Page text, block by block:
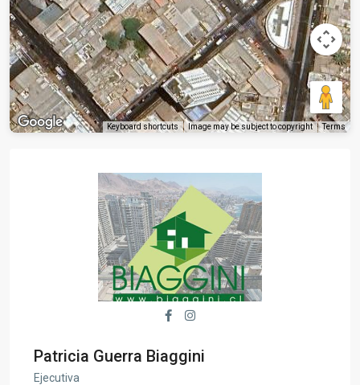
Keyboard shortcuts Image may be subject to copyright Terms
Patricia Guerra Biaggini
Ejecutiva